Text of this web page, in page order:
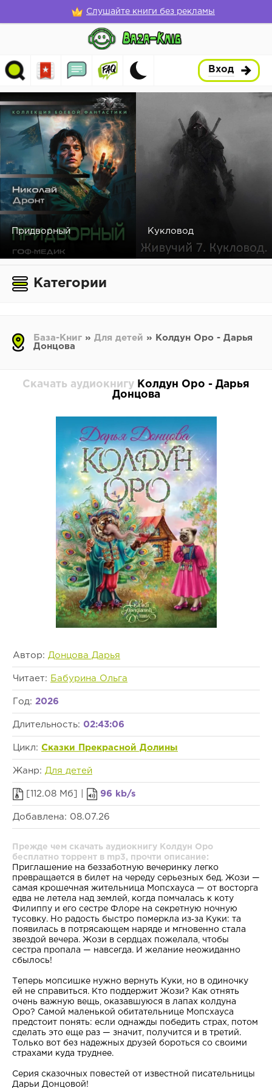
Слушайте книги без рекламы
Вход
Придворный Кукловод
Категории
База-Книг » Для детей » Колдун Оро - Дарья
Донцова
Скачать аудиокнигу Колдун Оро - Дарья
Донцова
Автор: Донцова Дарья
Читает: Бабурина Ольга
Год: 2026
Длительность: 02:43:06
Цикл: Сказки Прекрасной Долины
Жанр: Для детей
[112.08 Мб] | 96 kb/s
Добавлена: 08.07.26
Прежде чем скачать аудиокнигу Колдун Оро
бесплатно торрент в mp3, прочти описание:
Приглашение на беззаботную вечеринку легко
превращается в билет на череду серьезных бед. Жози —
самая крошечная жительница Мопсхауса — от восторга
едва не летела над землей, когда помчалась к коту
Филиппу и его сестре Флоре на секретную ночную
тусовку. Но радость быстро померкла из‑за Куки: та
появилась в потрясающем наряде и мгновенно стала
звездой вечера. Жози в сердцах пожелала, чтобы
сестра пропала — навсегда. И желание неожиданно
сбылось!
Теперь мопсишке нужно вернуть Куки, но в одиночку
ей не справиться. Кто поддержит Жози? Как отнять
очень важную вещь, оказавшуюся в лапах колдуна
Оро? Самой маленькой обитательнице Мопсхауса
предстоит понять: если однажды победить страх, потом
сделать это еще раз — значит, получится и в третий.
Только вот без надежных друзей бороться со своими
страхами куда труднее.
Серия сказочных повестей от известной писательницы
Дарьи Донцовой!